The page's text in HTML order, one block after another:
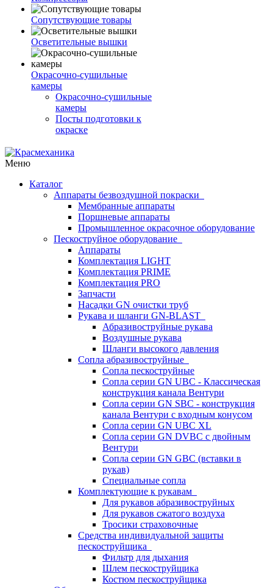
Сопутствующие товары
Осветительные вышки
Окрасочно-сушильные
камеры
Окрасочно-сушильные
камеры
Посты подготовки к
окраске
Меню
Каталог
Аппараты безвоздушной покраски
Мембранные аппараты
Поршневые аппараты
Промышленное окрасочное оборудование
Пескоструйное оборудование
Аппараты
Комплектация LIGHT
Комплектация PRIME
Комплектация PRO
Запчасти
Насадки GN очистки труб
Рукава и шланги GN-BLAST
Абразивоструйные рукава
Воздушные рукава
Шланги высокого давления
Сопла абразивоструйные
Сопла пескоструйные
Сопла серии GN UBC - Классическая
конструкция канала Вентури
Сопла серии GN SBC - конструкция
канала Вентури c входным конусом
Сопла серии GN UBC XL
Сопла серии GN DVBC с двойным
Вентури
Сопла серии GN GBC (вставки в
рукав)
Специальные сопла
Комплектующие к рукавам
Для рукавов абразивоструйных
Для рукавов сжатого воздуха
Тросики страховочные
Средства индивидуальной защиты
пескоструйщика
Фильтр для дыхания
Шлем пескоструйщика
Костюм пескоструйщика